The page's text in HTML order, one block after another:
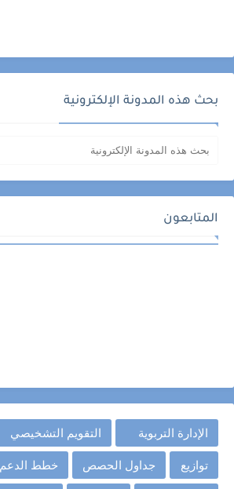
بحث هذه المدونة الإلكترونية
المتابعون
الإدارة التربوية التقويم التشخيصي
توازيع جداول الحصص خطط الدعم